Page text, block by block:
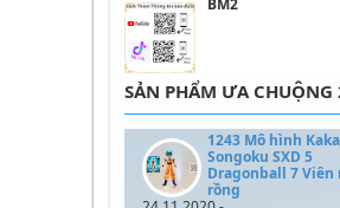
BM2
SẢN PHẨM ƯA CHUỘNG
1243 Mô hình
Songoku SXD 5
Dragonball 7 Viên
rồng